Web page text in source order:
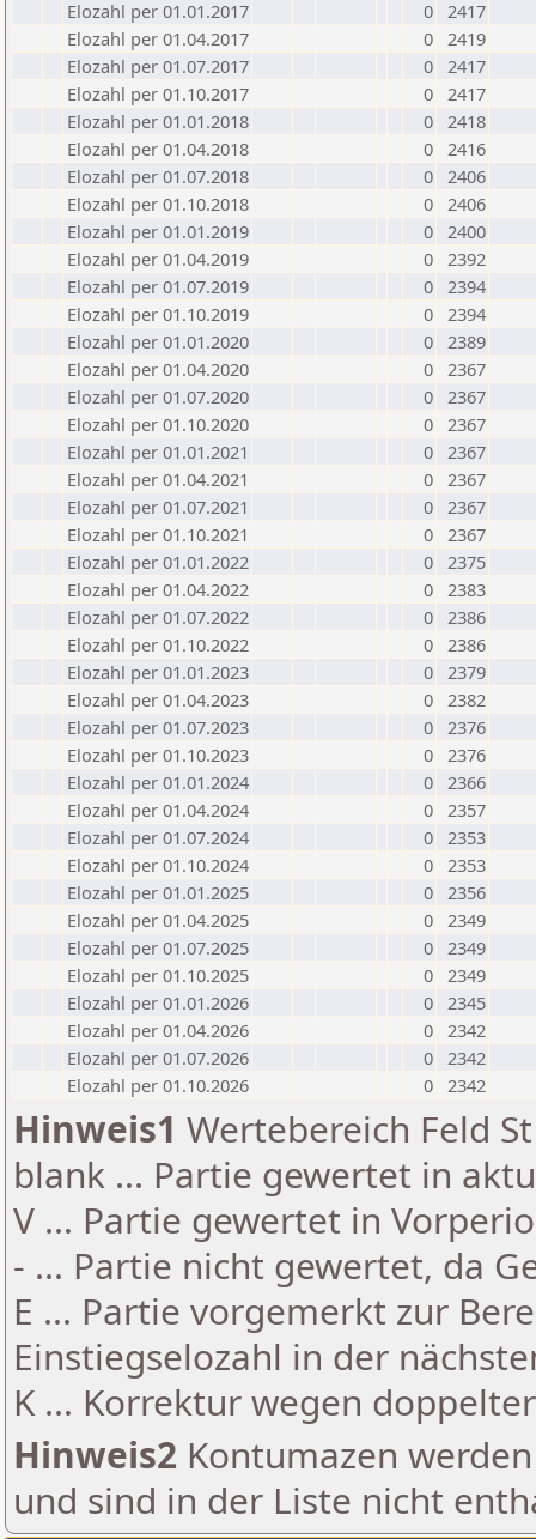
Elozahl per 01.01.2017
0 2417
Elozahl per 01.04.2017
0 2419
Elozahl per 01.07.2017
0 2417
Elozahl per 01.10.2017
0 2417
Elozahl per 01.01.2018
0 2418
Elozahl per 01.04.2018
0 2416
Elozahl per 01.07.2018
0 2406
Elozahl per 01.10.2018
0 2406
Elozahl per 01.01.2019
0 2400
Elozahl per 01.04.2019
0 2392
Elozahl per 01.07.2019
0 2394
Elozahl per 01.10.2019
0 2394
Elozahl per 01.01.2020
0 2389
Elozahl per 01.04.2020
0 2367
Elozahl per 01.07.2020
0 2367
Elozahl per 01.10.2020
0 2367
Elozahl per 01.01.2021
0 2367
Elozahl per 01.04.2021
0 2367
Elozahl per 01.07.2021
0 2367
Elozahl per 01.10.2021
0 2367
Elozahl per 01.01.2022
0 2375
Elozahl per 01.04.2022
0 2383
Elozahl per 01.07.2022
0 2386
Elozahl per 01.10.2022
0 2386
Elozahl per 01.01.2023
0 2379
Elozahl per 01.04.2023
0 2382
Elozahl per 01.07.2023
0 2376
Elozahl per 01.10.2023
0 2376
Elozahl per 01.01.2024
0 2366
Elozahl per 01.04.2024
0 2357
Elozahl per 01.07.2024
0 2353
Elozahl per 01.10.2024
0 2353
Elozahl per 01.01.2025
0 2356
Elozahl per 01.04.2025
0 2349
Elozahl per 01.07.2025
0 2349
Elozahl per 01.10.2025
0 2349
Elozahl per 01.01.2026
0 2345
Elozahl per 01.04.2026
0 2342
Elozahl per 01.07.2026
0 2342
Elozahl per 01.10.2026
0 2342
Hinweis1 Wertebereich Feld
blank ... Partie gewertet in
V ... Partie gewertet in
- ... Partie nicht gewertet, da
E ... Partie vorgemerkt zur
Einstiegselozahl in der
K ... Korrektur wegen
Hinweis2 Kontumazen
und sind in der Liste nicht